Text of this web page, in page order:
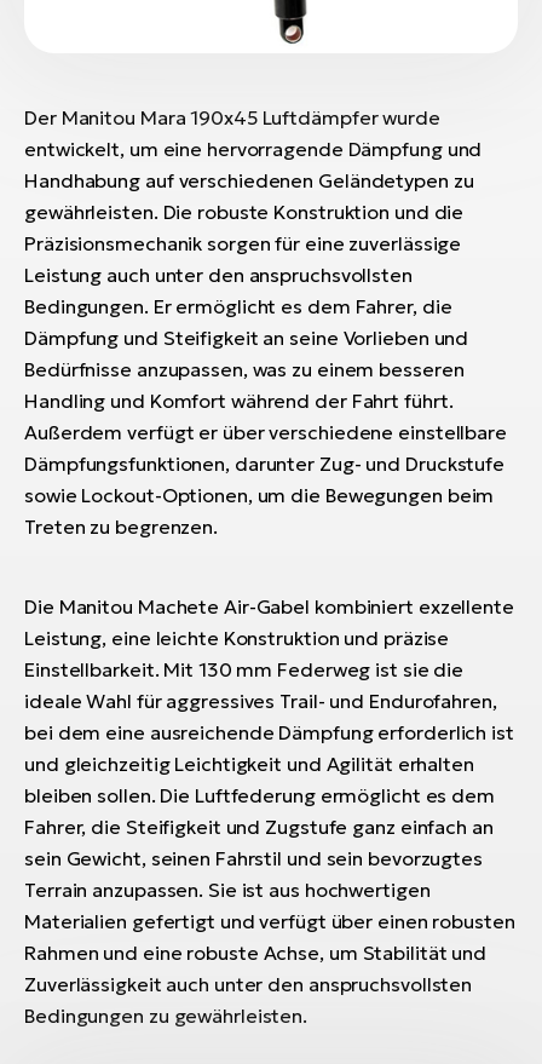
Der Manitou Mara 190x45 Luftdämpfer wurde
entwickelt, um eine hervorragende Dämpfung und
Handhabung auf verschiedenen Geländetypen zu
gewährleisten. Die robuste Konstruktion und die
Präzisionsmechanik sorgen für eine zuverlässige
Leistung auch unter den anspruchsvollsten
Bedingungen. Er ermöglicht es dem Fahrer, die
Dämpfung und Steifigkeit an seine Vorlieben und
Bedürfnisse anzupassen, was zu einem besseren
Handling und Komfort während der Fahrt führt.
Außerdem verfügt er über verschiedene einstellbare
Dämpfungsfunktionen, darunter Zug- und Druckstufe
sowie Lockout-Optionen, um die Bewegungen beim
Treten zu begrenzen.
Die Manitou Machete Air-Gabel kombiniert exzellente
Leistung, eine leichte Konstruktion und präzise
Einstellbarkeit. Mit 130 mm Federweg ist sie die
ideale Wahl für aggressives Trail- und Endurofahren,
bei dem eine ausreichende Dämpfung erforderlich ist
und gleichzeitig Leichtigkeit und Agilität erhalten
bleiben sollen. Die Luftfederung ermöglicht es dem
Fahrer, die Steifigkeit und Zugstufe ganz einfach an
sein Gewicht, seinen Fahrstil und sein bevorzugtes
Terrain anzupassen. Sie ist aus hochwertigen
Materialien gefertigt und verfügt über einen robusten
Rahmen und eine robuste Achse, um Stabilität und
Zuverlässigkeit auch unter den anspruchsvollsten
Bedingungen zu gewährleisten.